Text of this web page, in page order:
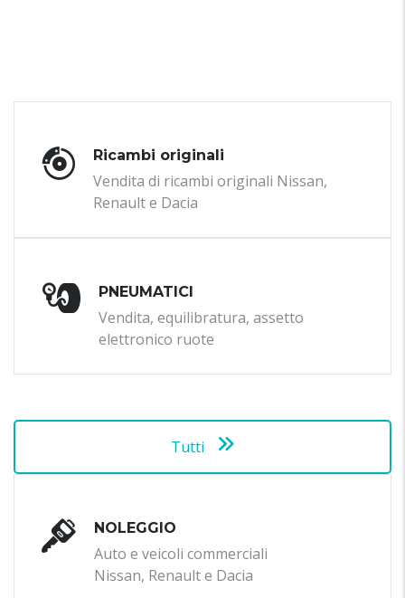
Ricambi originali
Vendita di ricambi originali Nissan,
Renault e Dacia
PNEUMATICI
Vendita, equilibratura, assetto
elettronico ruote
Tutti
NOLEGGIO
Auto e veicoli commerciali
Nissan, Renault e Dacia